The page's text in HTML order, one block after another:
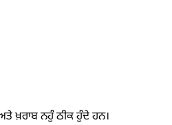
ਖ਼ਰਾਬ ਨਹੁੰ ਠੀਕ ਹੁੰਦੇ ਹਨ।